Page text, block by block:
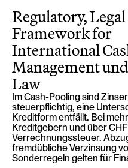
Regulatory,
Framework for
International
Management
Law
Im Cash-Pooling sind
steuerpflichtig, eine
Kreditform entfällt. Bei
Kreditgebern und über
Verrechnungssteuer.
fremdübliche Verzinsung
Sonderregeln gelten für